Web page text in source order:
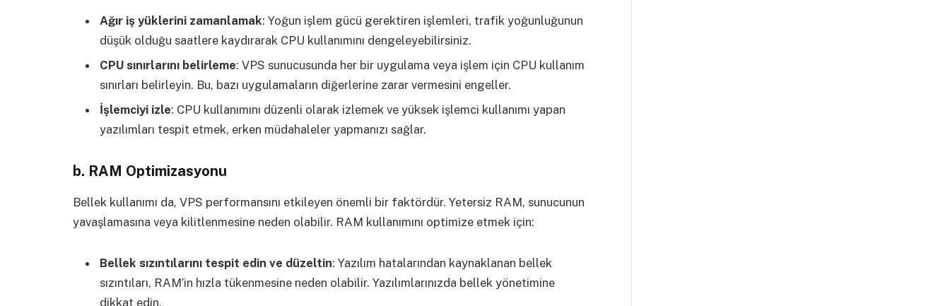
Ağır iş yüklerini zamanlamak: Yoğun işlem gücü gerektiren işlemleri, trafik yoğunluğunun
düşük olduğu saatlere kaydırarak CPU kullanımını dengeleyebilirsiniz.
CPU sınırlarını belirleme: VPS sunucusunda her bir uygulama veya işlem için CPU kullanım
sınırları belirleyin. Bu, bazı uygulamaların diğerlerine zarar vermesini engeller.
İşlemciyi izle: CPU kullanımını düzenli olarak izlemek ve yüksek işlemci kullanımı yapan
yazılımları tespit etmek, erken müdahaleler yapmanızı sağlar.
b. RAM Optimizasyonu
Bellek kullanımı da, VPS performansını etkileyen önemli bir faktördür. Yetersiz RAM, sunucunun
yavaşlamasına veya kilitlenmesine neden olabilir. RAM kullanımını optimize etmek için:
Bellek sızıntılarını tespit edin ve düzeltin: Yazılım hatalarından kaynaklanan bellek
sızıntıları, RAM’in hızla tükenmesine neden olabilir. Yazılımlarınızda bellek yönetimine
dikkat edin.